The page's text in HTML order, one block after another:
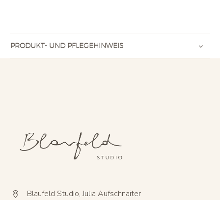
PRODUKT- UND PFLEGEHINWEIS


Blaufeld Studio, Julia Aufschnaiter